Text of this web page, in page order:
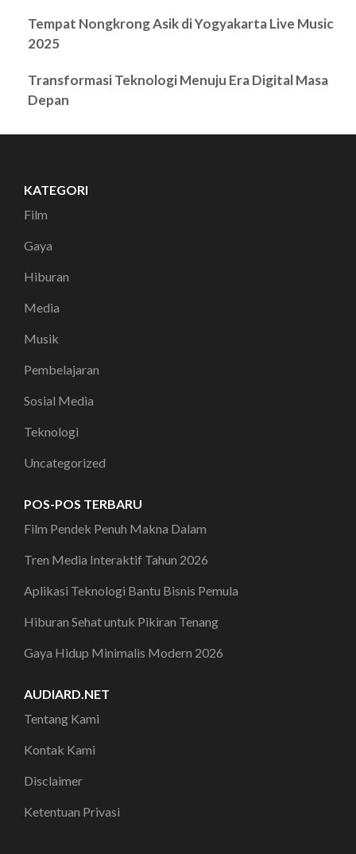
Tempat Nongkrong Asik di Yogyakarta Live Music
2025
Transformasi Teknologi Menuju Era Digital Masa
Depan
KATEGORI
Film
Gaya
Hiburan
Media
Musik
Pembelajaran
Sosial Media
Teknologi
Uncategorized
POS-POS TERBARU
Film Pendek Penuh Makna Dalam
Tren Media Interaktif Tahun 2026
Aplikasi Teknologi Bantu Bisnis Pemula
Hiburan Sehat untuk Pikiran Tenang
Gaya Hidup Minimalis Modern 2026
AUDIARD.NET
Tentang Kami
Kontak Kami
Disclaimer
Ketentuan Privasi